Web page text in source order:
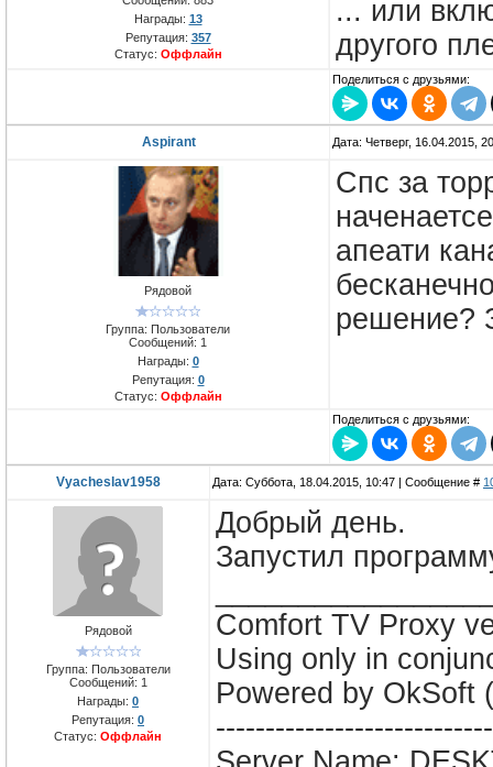
Награды: 13
Репутация: 357
Статус: Оффлайн
... или
другого
Поделиться с друзьями:
Aspirant Дата: Четверг, 16.04.2015,
Рядовой
Группа: Пользователи
Сообщений: 1
Награды: 0
Репутация: 0
Статус: Оффлайн
Спс за
апеати
решение?
Поделиться с друзьями:
Vyacheslav1958 Дата: Суббота, 18.04.2015, 10:47 | Сообщение #
Рядовой
Группа: Пользователи
Сообщений: 1
Награды: 0
Репутация: 0
Статус: Оффлайн
Добрый день.
Запустил
Comfort TV Proxy
Using only in
Powered by OkSoft